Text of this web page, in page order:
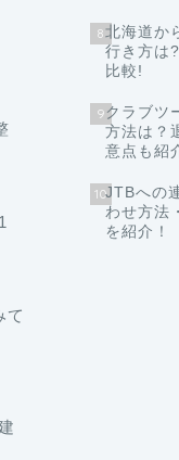
8北海道か
行き方は
比較!
9 クラブツ
方法は？
意点も紹
10JTBへの
わせ方法
を紹介！